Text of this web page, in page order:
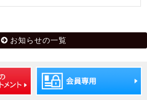
お知らせの一覧